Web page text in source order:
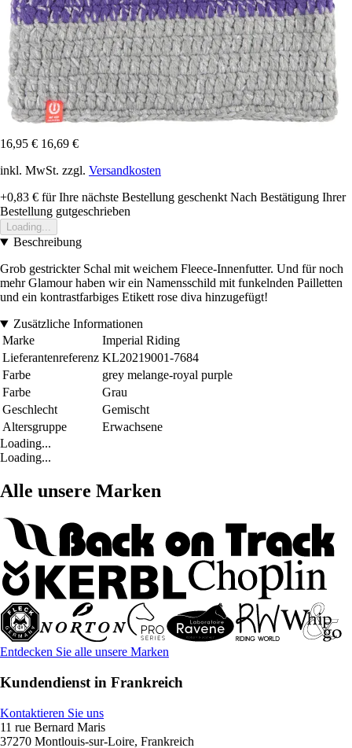
16,95 € 16,69 €
inkl. MwSt. zzgl. Versandkosten
+0,83 € für Ihre nächste Bestellung geschenkt Nach Bestätigung Ihrer
Bestellung gutgeschrieben
Loading...
Beschreibung
Grob gestrickter Schal mit weichem Fleece-Innenfutter. Und für noch
mehr Glamour haben wir ein Namensschild mit funkelnden Pailletten
und ein kontrastfarbiges Etikett rose diva hinzugefügt!
Zusätzliche Informationen
Marke
Imperial Riding
Lieferantenreferenz KL20219001-7684
Farbe
grey melange-royal purple
Farbe
Grau
Geschlecht
Gemischt
Altersgruppe
Erwachsene
Loading...
Loading...
Alle unsere Marken
Entdecken Sie alle unsere Marken
Kundendienst in Frankreich
Kontaktieren Sie uns
11 rue Bernard Maris
37270 Montlouis-sur-Loire, Frankreich